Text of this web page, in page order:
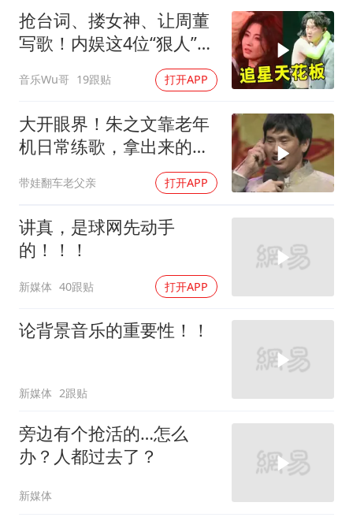
抢台词、搂女神、让周董
写歌！内娱这4位“狠人”，
硬是把追星玩成了爽文
音乐Wu哥 19跟贴 打开APP
大开眼界！朱之文靠老年
机日常练歌，拿出来的瞬
带娃翻车老父亲 打开APP
讲真，是球网先动手
的！！！
新媒体 40跟贴 打开APP
论背景音乐的重要性！！
新媒体 2跟贴
旁边有个抢活的…怎么
办？人都过去了？
新媒体